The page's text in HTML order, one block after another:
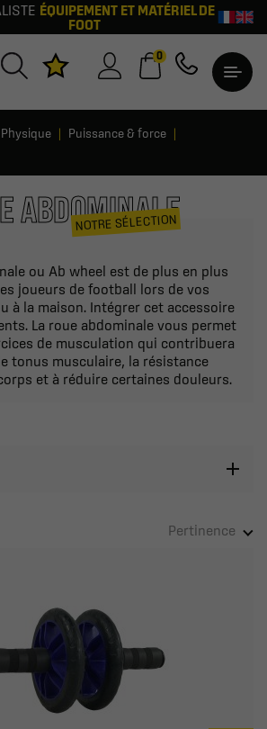
ÉQUIPEMENT ET MATÉRIEL DE
FOOT
0
Puissance & force
ABDOMINALE
NOTRE SÉLECTION
ou Ab wheel est de plus en plus
joueurs de football lors de vos
à la maison. Intégrer cet accessoire
La roue abdominale vous permet
de musculation qui contribuera
tonus musculaire, la résistance
et à réduire certaines douleurs.
Pertinence